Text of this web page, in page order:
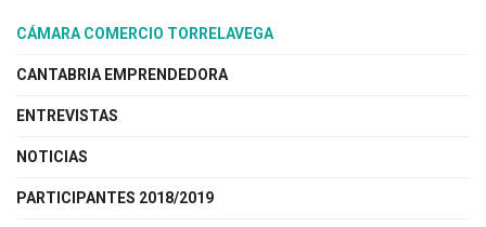
CÁMARA COMERCIO TORRELAVEGA
CANTABRIA EMPRENDEDORA
ENTREVISTAS
NOTICIAS
PARTICIPANTES 2018/2019